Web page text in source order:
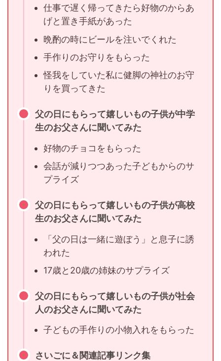
仕事で遅く帰ってきたら好物のからあ
げと置き手紙があった
晩酌の時にビールを注いでくれた
手作りのお守りをもらった
怪我をしていた私に健脚の神社のお守
りを買ってきた
父の日にもらって嬉しいもの子供が中学
生のお父さんに聞いてみた
好物のチョコをもらった
会話が減りつつあった子どもからのサ
プライズ
父の日にもらって嬉しいもの子供が高校
生のお父さんに聞いてみた
「父の日は一緒に遊ぼう」と息子に誘
われた
17歳と20歳の姉妹のサプライズ
父の日にもらって嬉しいもの子供が社会
人のお父さんに聞いてみた
子どもの手作りの小物入れをもらった
さいごに＆関連記事リンク集